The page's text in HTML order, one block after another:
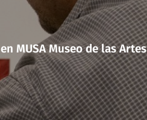
Taller Murales en movimiento en colaboración con el Taller del Chucho en MUSA Museo de las Artes